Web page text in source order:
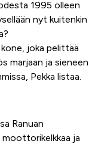
1995 olleen
nyt kuitenkin
joka pelittää
marjaan ja sieneen
Pekka listaa.
Ranuan
ja